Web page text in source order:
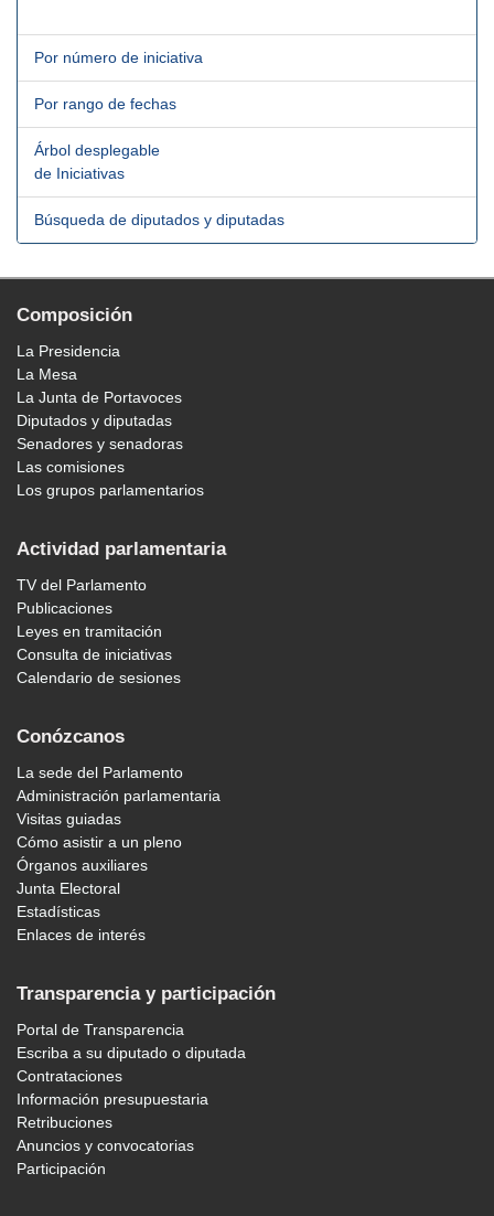
Por número de iniciativa
Por rango de fechas
Árbol desplegable
de Iniciativas
Búsqueda de diputados y diputadas
Composición
La Presidencia
La Mesa
La Junta de Portavoces
Diputados y diputadas
Senadores y senadoras
Las comisiones
Los grupos parlamentarios
Actividad parlamentaria
TV del Parlamento
Publicaciones
Leyes en tramitación
Consulta de iniciativas
Calendario de sesiones
Conózcanos
La sede del Parlamento
Administración parlamentaria
Visitas guiadas
Cómo asistir a un pleno
Órganos auxiliares
Junta Electoral
Estadísticas
Enlaces de interés
Transparencia y participación
Portal de Transparencia
Escriba a su diputado o diputada
Contrataciones
Información presupuestaria
Retribuciones
Anuncios y convocatorias
Participación